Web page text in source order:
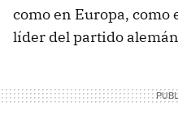
como en Europa, como
líder del partido